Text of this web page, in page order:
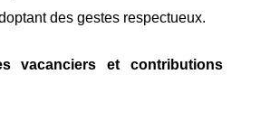
des gestes respectueux.
vacanciers et contributions